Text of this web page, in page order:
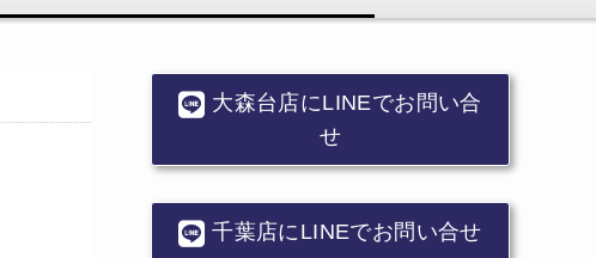
大森台店にLINEでお問い合
せ
千葉店にLINEでお問い合せ